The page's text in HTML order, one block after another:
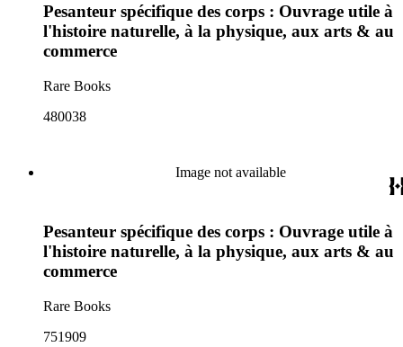
Pesanteur spécifique des corps : Ouvrage utile à
l'histoire naturelle, à la physique, aux arts & au
commerce
Rare Books
480038
Image not available
Pesanteur spécifique des corps : Ouvrage utile à
l'histoire naturelle, à la physique, aux arts & au
commerce
Rare Books
751909